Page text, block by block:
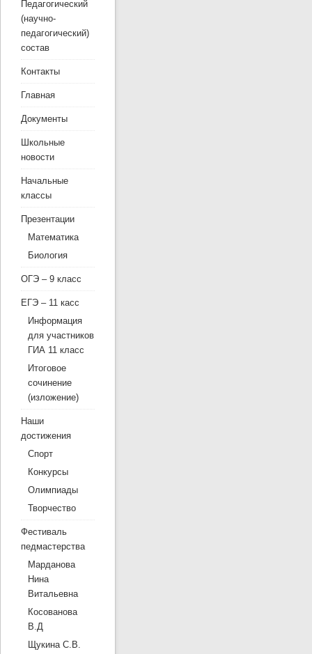
Педагогический
(научно-
педагогический)
состав
Контакты
Главная
Документы
Школьные
новости
Начальные
классы
Презентации
Математика
Биология
ОГЭ – 9 класс
ЕГЭ – 11 касс
Информация
для участников
ГИА 11 класс
Итоговое
сочинение
(изложение)
Наши
достижения
Спорт
Конкурсы
Олимпиады
Творчество
Фестиваль
педмастерства
Марданова
Нина
Витальевна
Косованова
В.Д
Щукина С.В.